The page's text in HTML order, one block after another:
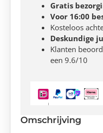
Gratis
Voor 16:00
Kosteloos
Deskundige
Klanten
een 9.6/10
Omschrijving